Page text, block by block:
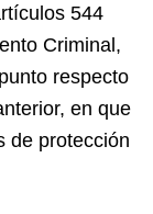
544
Criminal,
respecto
en que
de protección